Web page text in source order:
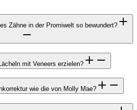
Zähne in der Promiwelt so bewundert?
mit Veneers erzielen?
wie die von Molly Mae?